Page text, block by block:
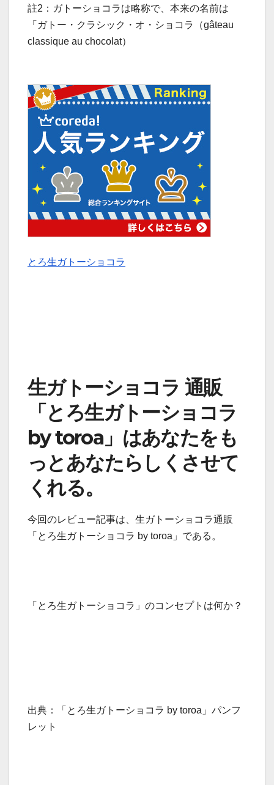
註2：ガトーショコラは略称で、本来の名前は
「ガトー・クラシック・オ・ショコラ（gâteau
classique au chocolat）
とろ生ガトーショコラ
生ガトーショコラ 通販
「とろ生ガトーショコラ
by toroa」はあなたをも
っとあなたらしくさせて
くれる。
今回のレビュー記事は、生ガトーショコラ通販
「とろ生ガトーショコラ by toroa」である。
「とろ生ガトーショコラ」のコンセプトは何か？
出典：「とろ生ガトーショコラ by toroa」パンフ
レット